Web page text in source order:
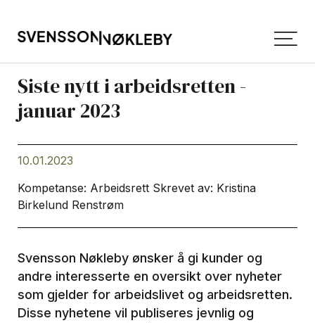
Siste nytt i arbeidsretten -
januar 2023
10.01.2023
Kompetanse: Arbeidsrett Skrevet av: Kristina
Birkelund Renstrøm
Svensson Nøkleby ønsker å gi kunder og
andre interesserte en oversikt over nyheter
som gjelder for arbeidslivet og arbeidsretten.
Disse nyhetene vil publiseres jevnlig og